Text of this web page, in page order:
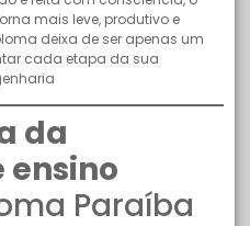
mais leve, produtivo e
deixa de ser apenas um
cada etapa da sua
da
Paraíba